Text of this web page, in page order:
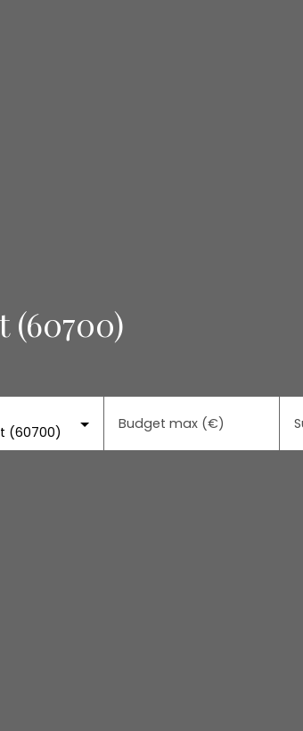
(60700)
(60700) Budget max (€)